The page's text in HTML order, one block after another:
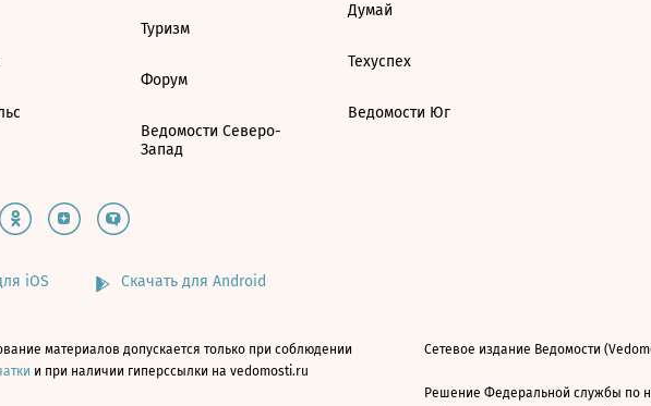
Туризм
Форум
Ведомости Северо-
Запад
Думай
Техуспех
Ведомости Юг
iOS Скачать для Android
материалов допускается только при соблюдении
и при наличии гиперссылки на vedomosti.ru
Сетевое издание Ведомости
Решение Федеральной службы по